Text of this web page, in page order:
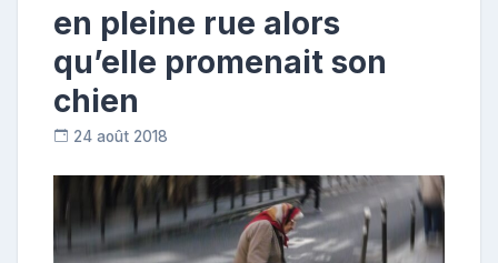
en pleine rue alors
qu’elle promenait son
chien
24 août 2018
o
n
r